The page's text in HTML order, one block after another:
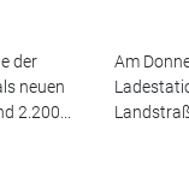
der
neuen
2.200...
Am